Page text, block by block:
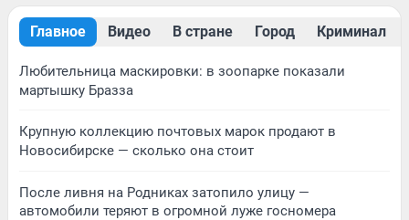
Главное Видео В стране Город Криминал
Любительница маскировки: в зоопарке показали
мартышку Бразза
Крупную коллекцию почтовых марок продают в
Новосибирске — сколько она стоит
После ливня на Родниках затопило улицу —
автомобили теряют в огромной луже госномера